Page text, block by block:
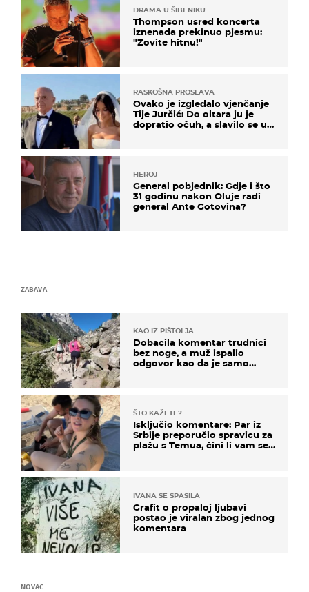
DRAMA U ŠIBENIKU
Thompson usred koncerta
iznenada prekinuo pjesmu:
"Zovite hitnu!"
RASKOŠNA PROSLAVA
Ovako je izgledalo vjenčanje
Tije Jurčić: Do oltara ju je
dopratio očuh, a slavilo se uz
HEROJ
General pobjednik: Gdje i što
31 godinu nakon Oluje radi
general Ante Gotovina?
ZABAVA
KAO IZ PIŠTOLJA
Dobacila komentar trudnici
bez noge, a muž ispalio
odgovor kao da je samo
ŠTO KAŽETE?
Isključio komentare: Par iz
Srbije preporučio spravicu za
plažu s Temua, čini li vam se
IVANA SE SPASILA
Grafit o propaloj ljubavi
postao je viralan zbog jednog
komentara
NOVAC